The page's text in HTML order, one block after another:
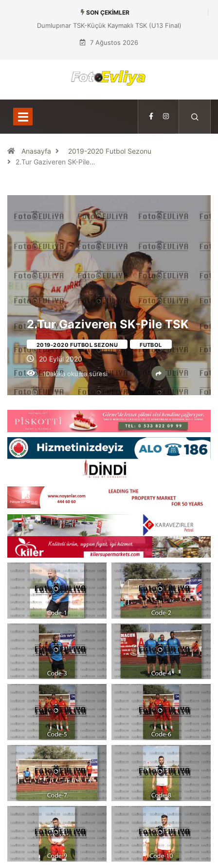
SON ÇEKIMLER
Dumlupınar TSK-Küçük Kaymaklı TSK (U13 Final)
7 Ağustos 2026
Anasayfa
2019-2020 Futbol Sezonu
2.Tur Gaziveren SK-Pile…
2.Tur Gaziveren SK-Pile TSK
2019-2020 FUTBOL SEZONU FUTBOL
20 Eylül 2020
1Dakika okuma süresi